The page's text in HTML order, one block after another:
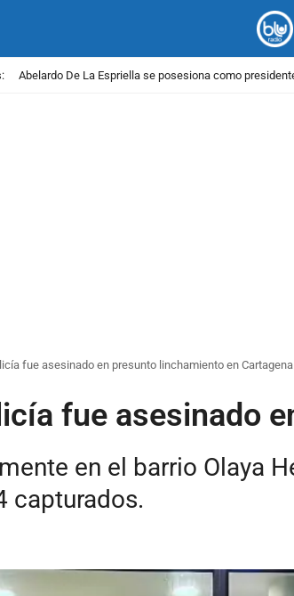
Abelardo De La Espriella se posesiona como
fue asesinado en presunto linchamiento en Cartagena
fue asesinado
en el barrio Olaya
capturados.